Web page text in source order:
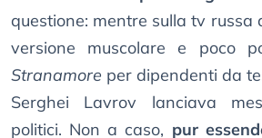
questione: mentre sulla tv russa
versione muscolare e poco
Stranamore per dipendenti da
Serghei Lavrov lanciava
politici. Non a caso, pur